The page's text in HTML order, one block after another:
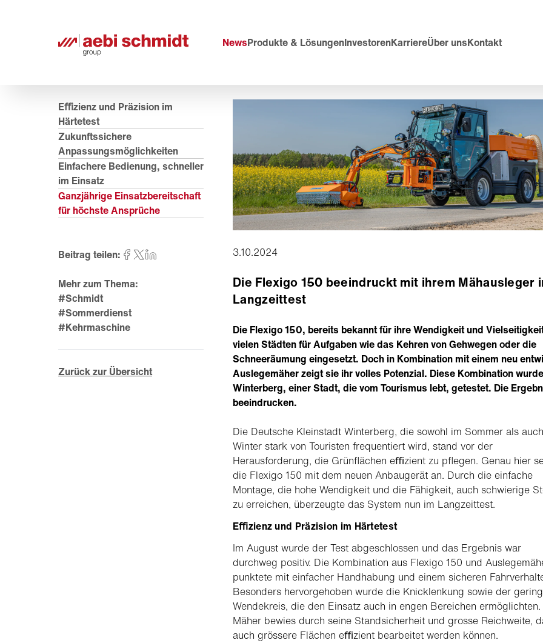
NewsProdukte & LösungenInvestorenKarriereÜber unsKontakt
Eﬃzienz und Präzision im
Härtetest
Zukunftssichere
Anpassungsmöglichkeiten
Einfachere Bedienung, schneller
im Einsatz
Ganzjährige Einsatzbereitschaft
für höchste Ansprüche
Beitrag teilen:
Mehr zum Thema:
#Schmidt
#Sommerdienst
#Kehrmaschine
Zurück zur Übersicht
3.10.2024
Die Flexigo 150 beeindruckt mit ihrem Mähausleger
Langzeittest
Die Flexigo 150, bereits bekannt für ihre Wendigkeit und
vielen Städten für Aufgaben wie das Kehren von Gehwegen oder die
Schneeräumung eingesetzt. Doch in Kombination mit einem neu
Auslegemäher zeigt sie ihr volles Potenzial. Diese Kombination
Winterberg, einer Stadt, die vom Tourismus lebt, getestet. Die
beeindrucken.
Die Deutsche Kleinstadt Winterberg, die sowohl im Sommer als
Winter stark von Touristen frequentiert wird, stand vor der
Herausforderung, die Grünﬂächen eﬃzient zu pﬂegen. Genau hier
die Flexigo 150 mit dem neuen Anbaugerät an. Durch die einfache
Montage, die hohe Wendigkeit und die Fähigkeit, auch schwierige
zu erreichen, überzeugte das System nun im Langzeittest.
Eﬃzienz und Präzision im Härtetest
Im August wurde der Test abgeschlossen und das Ergebnis war
durchweg positiv. Die Kombination aus Flexigo 150 und
punktete mit einfacher Handhabung und einem sicheren
Besonders hervorgehoben wurde die Knicklenkung sowie der
Wendekreis, die den Einsatz auch in engen Bereichen
Mäher bewies durch seine Standsicherheit und grosse Reichweite,
auch grössere Flächen eﬃzient bearbeitet werden können.